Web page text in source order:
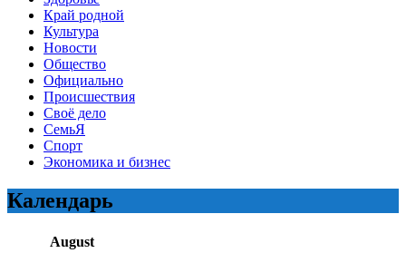
Край родной
Культура
Новости
Общество
Официально
Происшествия
Своё дело
СемьЯ
Спорт
Экономика и бизнес
Календарь
August